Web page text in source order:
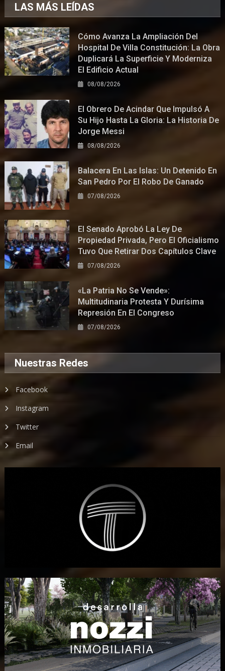
LAS MÁS LEÍDAS
Cómo Avanza La Ampliación Del
Hospital De Villa Constitución: La Obra
Duplicará La Superficie Y Moderniza
El Edificio Actual
08/08/2026
El Obrero De Acindar Que Impulsó A
Su Hijo Hasta La Gloria: La Historia De
Jorge Messi
08/08/2026
Balacera En Las Islas: Un Detenido En
San Pedro Por El Robo De Ganado
07/08/2026
El Senado Aprobó La Ley De
Propiedad Privada, Pero El Oficialismo
Tuvo Que Retirar Dos Capítulos Clave
07/08/2026
«La Patria No Se Vende»:
Multitudinaria Protesta Y Durísima
Represión En El Congreso
07/08/2026
Nuestras Redes
Facebook
Instagram
Twitter
Email